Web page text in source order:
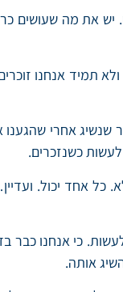
תמיד אנחנו
כשנזכרים.
אחד יכול.
כי אנחנו
אותה.